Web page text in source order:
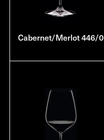
Cabernet/Merlot 446/0